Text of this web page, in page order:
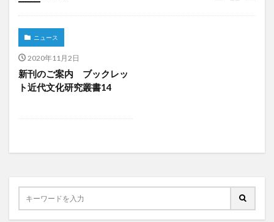
ニュース
2020年11月2日
新刊のご案内 ブックレッ
ト近代文化研究叢書14